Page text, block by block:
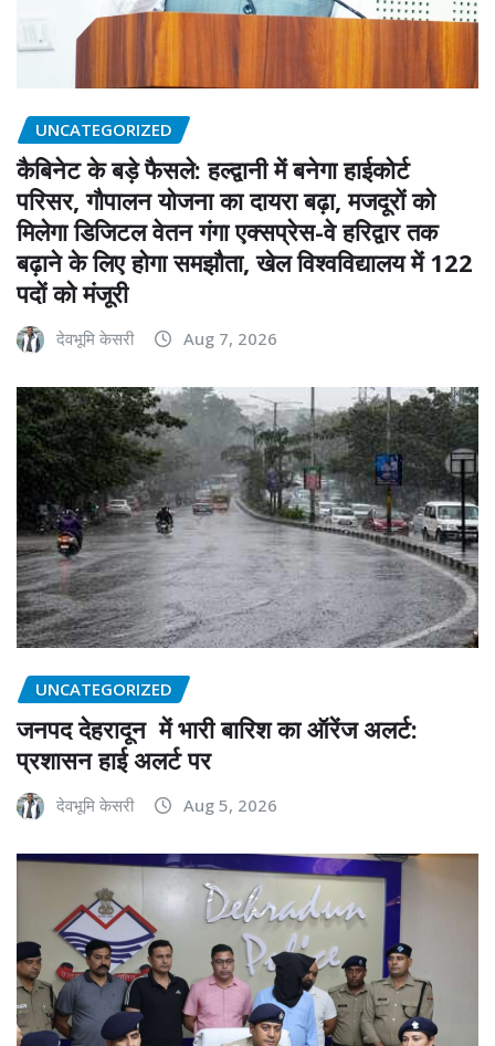
UNCATEGORIZED
कैबिनेट के बड़े फैसले: हल्द्वानी में बनेगा हाईकोर्ट
परिसर, गौपालन योजना का दायरा बढ़ा, मजदूरों को
मिलेगा डिजिटल वेतन गंगा एक्सप्रेस-वे हरिद्वार तक
बढ़ाने के लिए होगा समझौता, खेल विश्वविद्यालय में 122
पदों को मंजूरी
देवभूमि केसरी Aug 7, 2026
UNCATEGORIZED
जनपद देहरादून में भारी बारिश का ऑरेंज अलर्ट:
प्रशासन हाई अलर्ट पर
देवभूमि केसरी Aug 5, 2026